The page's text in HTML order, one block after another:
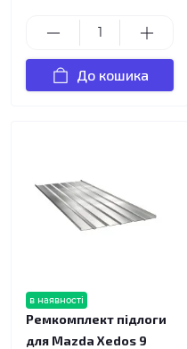
До кошика
в наявності
Ремкомплект підлоги
для Mazda Xedos 9